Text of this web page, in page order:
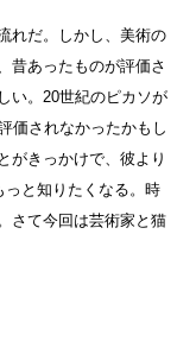
れだ。しかし、美術の
昔あったものが評価さ
い。20世紀のピカソが
価されなかったかもし
がきっかけで、彼より
っと知りたくなる。時
さて今回は芸術家と猫